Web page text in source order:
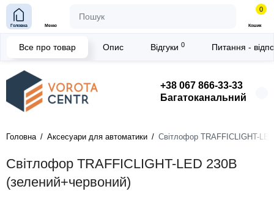
+38 067 866-33-33
Багатоканальний
Головна Меню
0
Кошик
Головна Аксесуари для автоматики Світлофор TRAFFICLIGHT-
Світлофор TRAFFICLIGHT-LED 230В
(зелений+червоний)
Все про товар Опис Відгуки 0 Питання -